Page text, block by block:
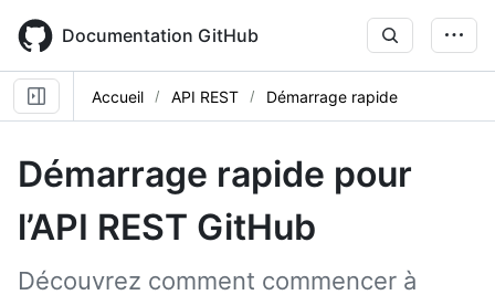
main
content
Documentation GitHub
Accueil API REST Démarrage rapide
Démarrage rapide pour
l’API REST GitHub
Découvrez comment commencer à